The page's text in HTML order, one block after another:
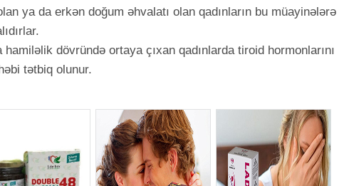
ya da erkən doğum əhvalatı olan qadınların bu müayinələrə
hamiləlik dövründə ortaya çıxan qadınlarda tiroid hormonlarını
tətbiq olunur.